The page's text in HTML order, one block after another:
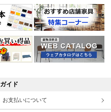
イド
お支払いについて